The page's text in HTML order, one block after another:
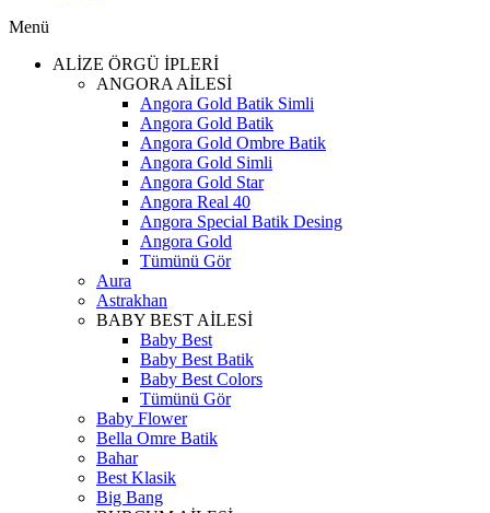
Menü
ALİZE ÖRGÜ İPLERİ
ANGORA AİLESİ
Angora Gold Batik Simli
Angora Gold Batik
Angora Gold Ombre Batik
Angora Gold Simli
Angora Gold Star
Angora Real 40
Angora Special Batik Desing
Angora Gold
Tümünü Gör
Aura
Astrakhan
BABY BEST AİLESİ
Baby Best
Baby Best Batik
Baby Best Colors
Tümünü Gör
Baby Flower
Bella Omre Batik
Bahar
Best Klasik
Big Bang